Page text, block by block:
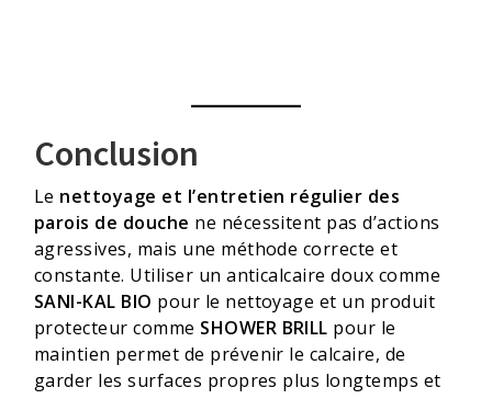
Conclusion
Le nettoyage et l’entretien régulier des
parois de douche ne nécessitent pas d’actions
agressives, mais une méthode correcte et
constante. Utiliser un anticalcaire doux comme
SANI-KAL BIO pour le nettoyage et un produit
protecteur comme SHOWER BRILL pour le
maintien permet de prévenir le calcaire, de
garder les surfaces propres plus longtemps et